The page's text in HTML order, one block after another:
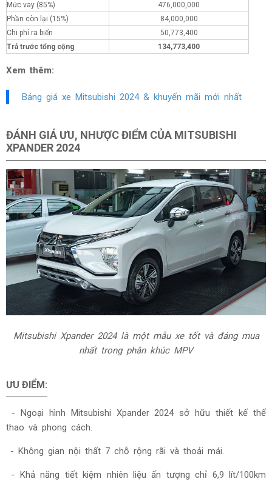
Mức vay (85%)
476,000,000
Phần còn lại (15%)
84,000,000
Chi phí ra biển
50,773,400
Trả trước tổng cộng
134,773,400
Xem thêm:
Bảng giá xe Mitsubishi 2024 & khuyến mãi mới nhất
ĐÁNH GIÁ ƯU, NHƯỢC ĐIỂM CỦA MITSUBISHI
XPANDER 2024
Mitsubishi Xpander 2024 là một mẫu xe tốt và đáng mua
nhất trong phân khúc MPV
ƯU ĐIỂM:
- Ngoại hình Mitsubishi Xpander 2024 sở hữu thiết kế thể
thao và phong cách.
- Không gian nội thất 7 chỗ rộng rãi và thoải mái.
- Khả năng tiết kiệm nhiên liệu ấn tượng chỉ 6,9 lít/100km